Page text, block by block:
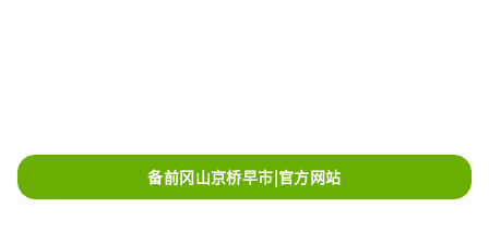
备前冈山京桥早市|官方网站